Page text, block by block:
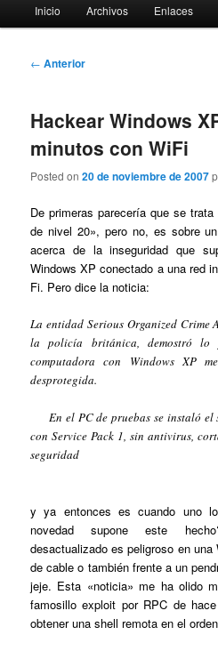
principal
Inicio Archivos Enlaces
Navegación
← Anterior
Hackear Windows
minutos con WiFi
Posted on20 de noviembre de 2007
De primeras parecería que se
de nivel 20», pero no, es sobre
acerca de la inseguridad que
Windows XP conectado a una red
Fi. Pero dice la noticia:
La entidad Serious Organized Crime
la policía británica, demostró
computadora con Windows XP
desprotegida.
En el PC de pruebas se instaló
con Service Pack 1, sin antivirus,
seguridad
y ya entonces es cuando uno
novedad supone este
desactualizado es peligroso en
de cable o también frente a un
jeje. Esta «noticia» me ha olido
famosillo exploit por RPC de
obtener una shell remota en el